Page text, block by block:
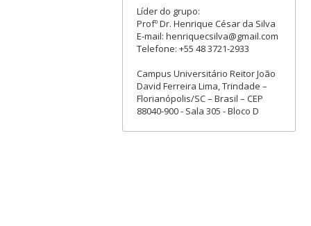
Líder do grupo:
Profº Dr. Henrique César da Silva
E-mail: henriquecsilva@gmail.com
Telefone: +55 48 3721-2933
Campus Universitário Reitor João
David Ferreira Lima, Trindade –
Florianópolis/SC – Brasil – CEP
88040-900 - Sala 305 - Bloco D